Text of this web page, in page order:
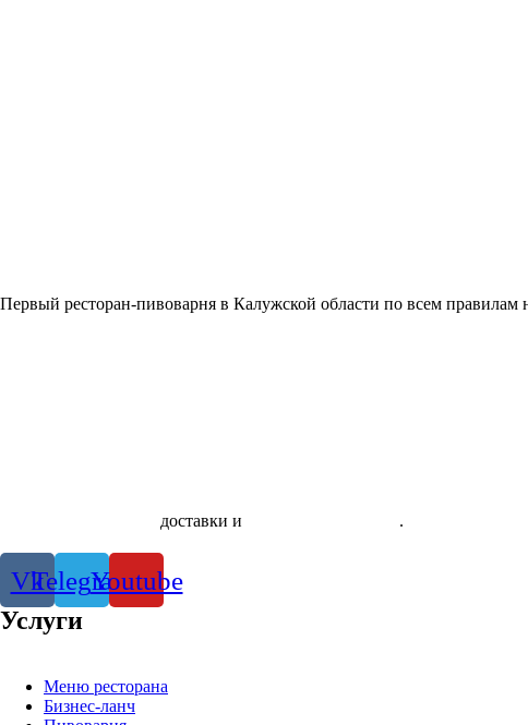
Первый ресторан-пивоварня в Калужской области по всем правилам
доставки и .
VkTelegramYoutube
Услуги
Меню ресторана
Бизнес-ланч